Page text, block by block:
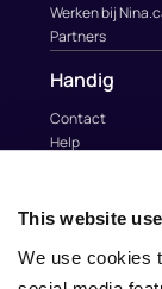
This website
We use cookies
Werken bij
Partners
Handig
Contact
Help